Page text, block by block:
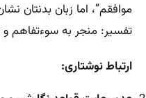
موافقم”، اما زبان بدنتان
تفسیر: منجر به سوءتفاهم
ارتباط نوشتاری: